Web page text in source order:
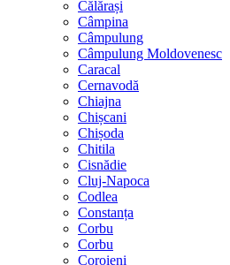
Călărași
Câmpina
Câmpulung
Câmpulung Moldovenesc
Caracal
Cernavodă
Chiajna
Chișcani
Chișoda
Chitila
Cisnădie
Cluj-Napoca
Codlea
Constanța
Corbu
Corbu
Coroieni